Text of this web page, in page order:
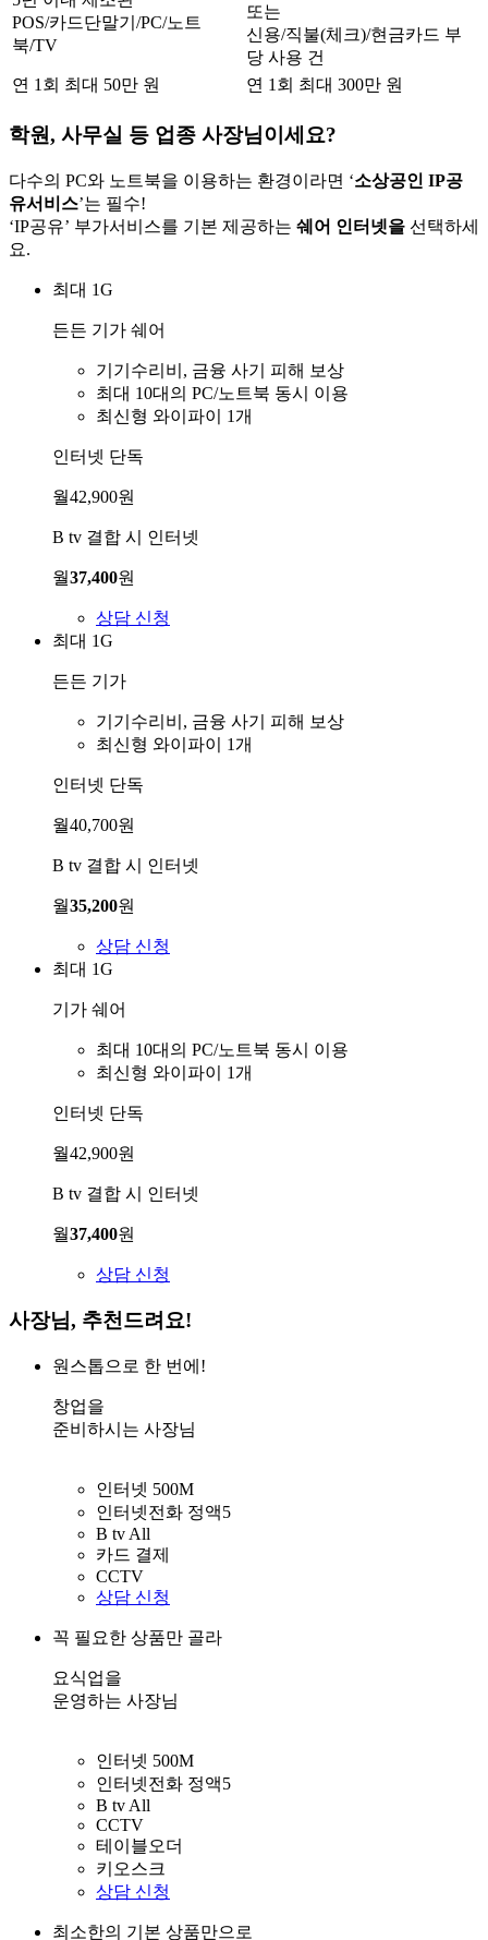
POS/카드단말기/PC/노트
북/TV
또는
신용/직불(체크)/현금카드 부
당 사용 건
연 1회 최대 50만 원
연 1회 최대 300만 원
학원, 사무실 등 업종 사장님이세요?
다수의 PC와 노트북을 이용하는 환경이라면 ‘소상공인 IP공
유서비스’는 필수!
‘IP공유’ 부가서비스를 기본 제공하는 쉐어 인터넷을 선택하세
요.
최대 1G
든든 기가 쉐어
기기수리비, 금융 사기 피해 보상
최대 10대의 PC/노트북 동시 이용
최신형 와이파이 1개
인터넷 단독
월42,900원
B tv 결합 시 인터넷
월37,400원
상담 신청
최대 1G
든든 기가
기기수리비, 금융 사기 피해 보상
최신형 와이파이 1개
인터넷 단독
월40,700원
B tv 결합 시 인터넷
월35,200원
상담 신청
최대 1G
기가 쉐어
최대 10대의 PC/노트북 동시 이용
최신형 와이파이 1개
인터넷 단독
월42,900원
B tv 결합 시 인터넷
월37,400원
상담 신청
사장님, 추천드려요!
원스톱으로 한 번에!
창업을
준비하시는 사장님
인터넷 500M
인터넷전화 정액5
B tv All
카드 결제
CCTV
상담 신청
꼭 필요한 상품만 골라
요식업을
운영하는 사장님
인터넷 500M
인터넷전화 정액5
B tv All
CCTV
테이블오더
키오스크
상담 신청
최소한의 기본 상품만으로